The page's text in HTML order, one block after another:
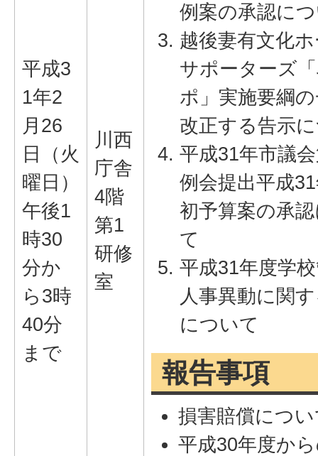
平成3
1年2
月26
日（火
曜日）
午後1
時30
分か
ら3時
40分
まで
川西
庁舎
4階
第1
研修
室
例案の承認に
越後妻有文化
サポーターズ
ポ」実施要綱
改正する告示
平成31年市議
例会提出平成
初予算案の承
て
平成31年度学
人事異動に関
について
報告事項
損害賠償につ
平成30年度か